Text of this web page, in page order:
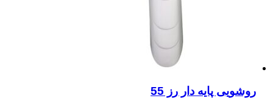
روشویی پایه دار رز 55